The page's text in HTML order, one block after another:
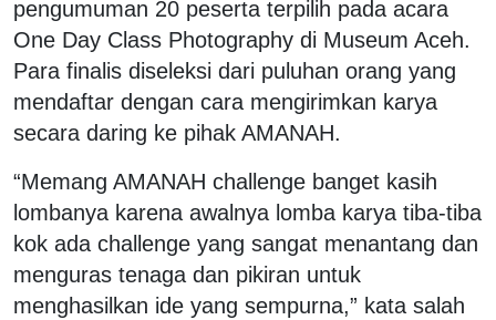
pengumuman 20 peserta terpilih pada acara
One Day Class Photography di Museum Aceh.
Para finalis diseleksi dari puluhan orang yang
mendaftar dengan cara mengirimkan karya
secara daring ke pihak AMANAH.
“Memang AMANAH challenge banget kasih
lombanya karena awalnya lomba karya tiba-tiba
kok ada challenge yang sangat menantang dan
menguras tenaga dan pikiran untuk
menghasilkan ide yang sempurna,” kata salah